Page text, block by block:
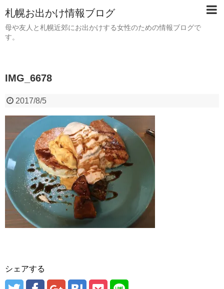
札幌お出かけ情報ブログ
母や友人と札幌近郊にお出かけする女性のための情報ブログで
す。
IMG_6678
2017/8/5
シェアする